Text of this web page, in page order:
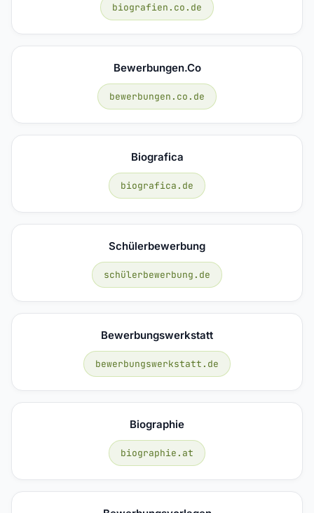
biografien.co.de
Bewerbungen.co
bewerbungen.co.de
Biografica
biografica.de
Schülerbewerbung
schülerbewerbung.de
Bewerbungswerkstatt
bewerbungswerkstatt.de
Biographie
biographie.at